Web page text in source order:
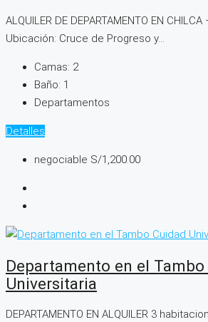
ALQUILER DE DEPARTAMENTO EN CHILCA
Ubicación: Cruce de Progreso y...
Camas: 2
Baño: 1
Departamentos
Detalles
negociable S/1,200.00
Departamento en el Tambo
Universitaria
DEPARTAMENTO EN ALQUILER 3